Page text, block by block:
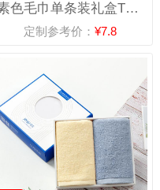
素色毛巾单条装礼盒TG-1331A
定制参考价： ¥7.8